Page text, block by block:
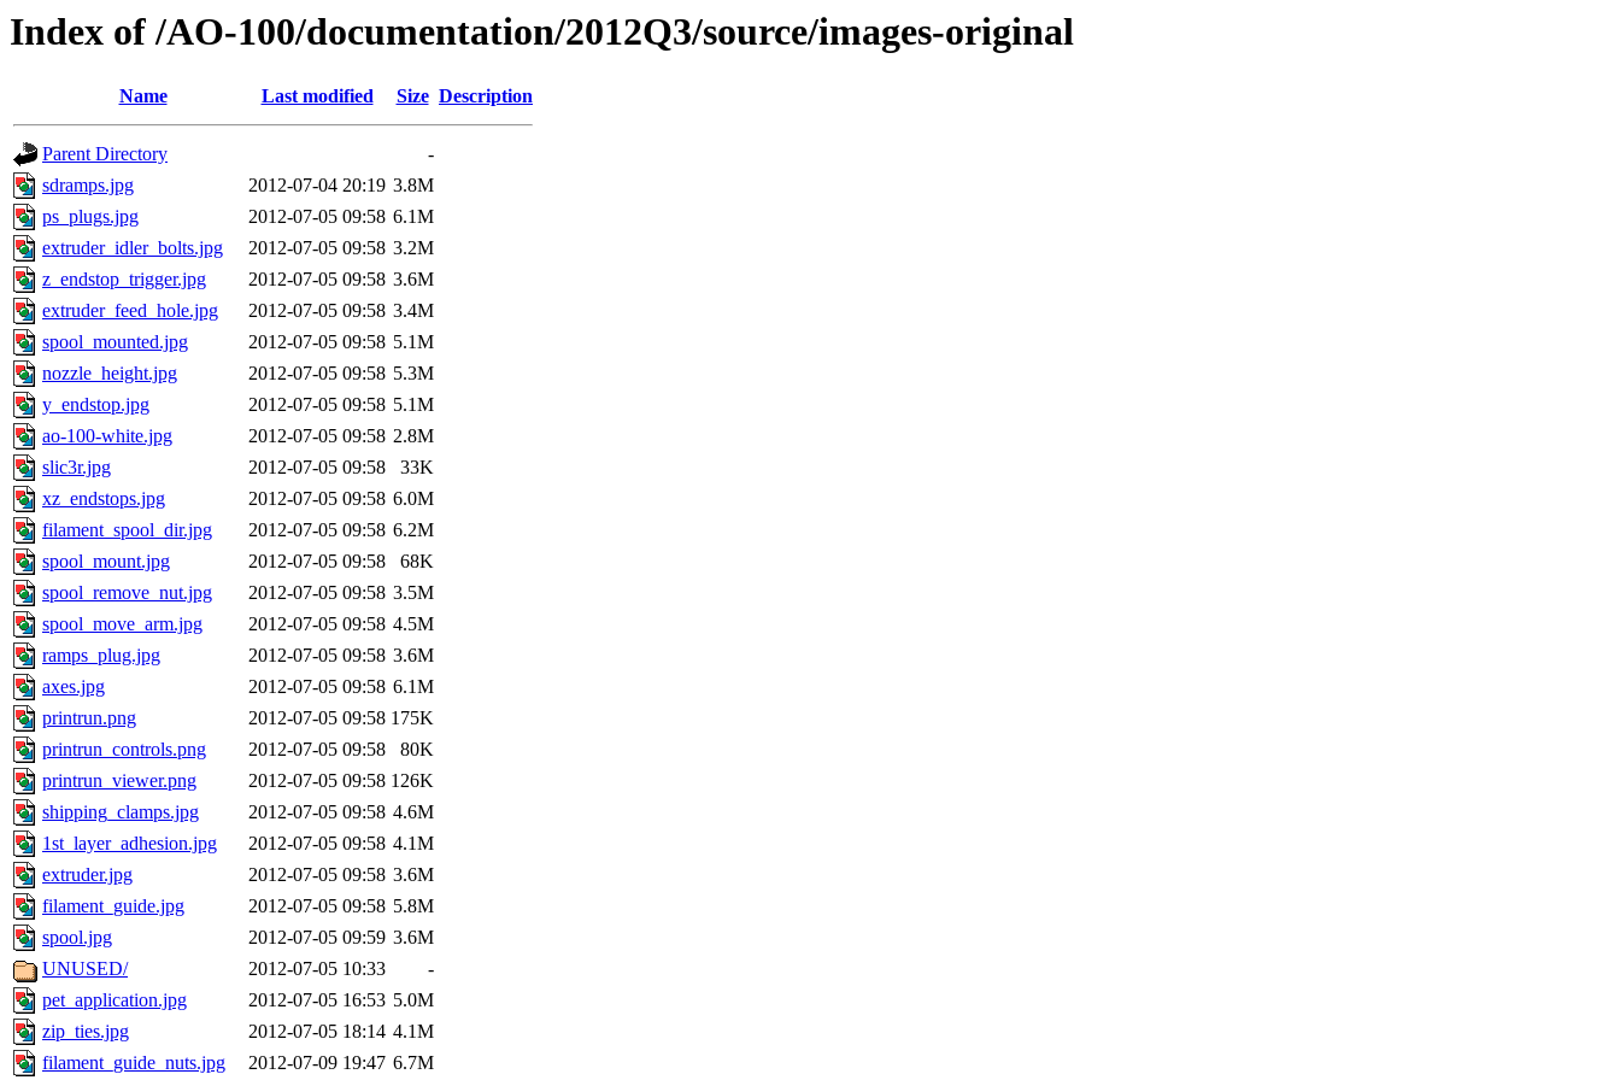
Index of /AO-100/documentation/2012Q3/source/images-original
Name Last modified Size Description
Parent Directory
-
sdramps.jpg
2012-07-04 20:19 3.8M
ps_plugs.jpg
2012-07-05 09:58 6.1M
extruder_idler_bolts.jpg
2012-07-05 09:58 3.2M
z_endstop_trigger.jpg
2012-07-05 09:58 3.6M
extruder_feed_hole.jpg
2012-07-05 09:58 3.4M
spool_mounted.jpg
2012-07-05 09:58 5.1M
nozzle_height.jpg
2012-07-05 09:58 5.3M
y_endstop.jpg
2012-07-05 09:58 5.1M
ao-100-white.jpg
2012-07-05 09:58 2.8M
slic3r.jpg
2012-07-05 09:58
33K
xz_endstops.jpg
2012-07-05 09:58 6.0M
filament_spool_dir.jpg
2012-07-05 09:58 6.2M
spool_mount.jpg
2012-07-05 09:58
68K
spool_remove_nut.jpg
2012-07-05 09:58 3.5M
spool_move_arm.jpg
2012-07-05 09:58 4.5M
ramps_plug.jpg
2012-07-05 09:58 3.6M
axes.jpg
2012-07-05 09:58 6.1M
printrun.png
2012-07-05 09:58 175K
printrun_controls.png
2012-07-05 09:58
80K
printrun_viewer.png
2012-07-05 09:58 126K
shipping_clamps.jpg
2012-07-05 09:58 4.6M
1st_layer_adhesion.jpg
2012-07-05 09:58 4.1M
extruder.jpg
2012-07-05 09:58 3.6M
filament_guide.jpg
2012-07-05 09:58 5.8M
spool.jpg
2012-07-05 09:59 3.6M
UNUSED/
2012-07-05 10:33
-
pet_application.jpg
2012-07-05 16:53 5.0M
zip_ties.jpg
2012-07-05 18:14 4.1M
filament_guide_nuts.jpg
2012-07-09 19:47 6.7M